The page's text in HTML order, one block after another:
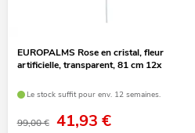
EUROPALMS Rose en cristal, fleur
artificielle, transparent, 81 cm 12x
Le stock suffit pour env. 12 semaines.
99,00 € 41,93 €